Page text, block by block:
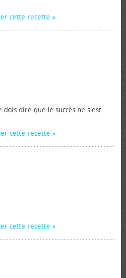
cette recette
dois dire que le succès ne s'est
cette recette
cette recette